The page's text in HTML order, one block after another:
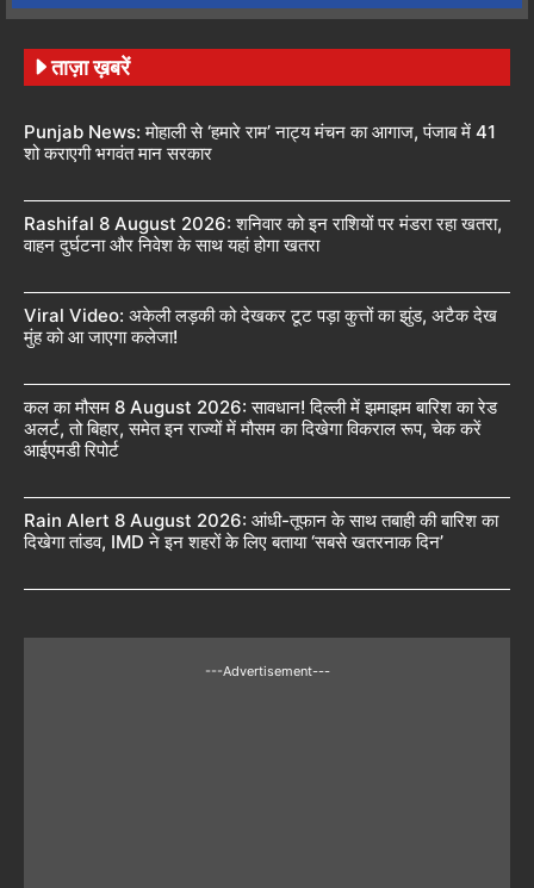
ताज़ा ख़बरें
Punjab News: मोहाली से ‘हमारे राम’ नाट्य मंचन का आगाज, पंजाब में 41
शो कराएगी भगवंत मान सरकार
Rashifal 8 August 2026: शनिवार को इन राशियों पर मंडरा रहा खतरा,
वाहन दुर्घटना और निवेश के साथ यहां होगा खतरा
Viral Video: अकेली लड़की को देखकर टूट पड़ा कुत्तों का झुंड, अटैक देख
मुंह को आ जाएगा कलेजा!
कल का मौसम 8 August 2026: सावधान! दिल्ली में झमाझम बारिश का रेड
अलर्ट, तो बिहार, समेत इन राज्यों में मौसम का दिखेगा विकराल रूप, चेक करें
आईएमडी रिपोर्ट
Rain Alert 8 August 2026: आंधी-तूफान के साथ तबाही की बारिश का
दिखेगा तांडव, IMD ने इन शहरों के लिए बताया ‘सबसे खतरनाक दिन’
---Advertisement---